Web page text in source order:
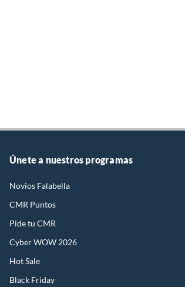
Únete a nuestros programas
Novios Falabella
CMR Puntos
Pide tu CMR
Cyber WOW 2026
Hot Sale
Black Friday